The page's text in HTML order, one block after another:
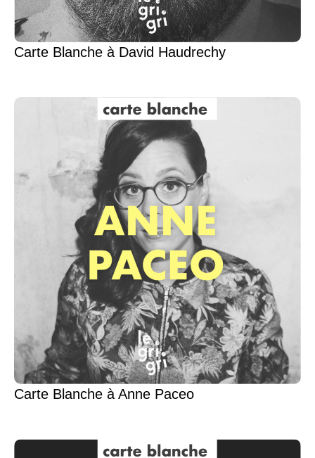
Carte Blanche à David Haudrechy
Carte Blanche à Anne Paceo